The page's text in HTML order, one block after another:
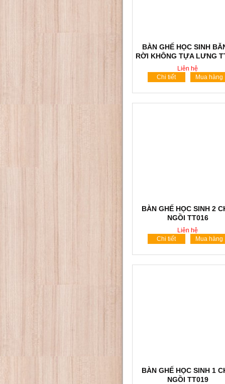
BÀN GHẾ HỌC SINH
RỜI KHÔNG TỰA LƯNG
Liên hệ
Chi tiết
Mua hàng
BÀN GHẾ HỌC SINH 2
NGỒI TT016
Liên hệ
Chi tiết
Mua hàng
BÀN GHẾ HỌC SINH 1
NGỒI TT019